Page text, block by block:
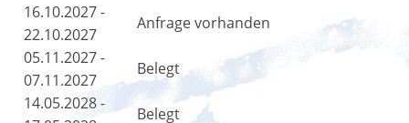
16.10.2027 -
22.10.2027
Anfrage vorhanden
05.11.2027 -
07.11.2027
Belegt
14.05.2028 -
Belegt